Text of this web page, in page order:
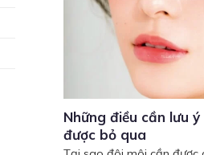
Những điều cần lưu
được bỏ qua